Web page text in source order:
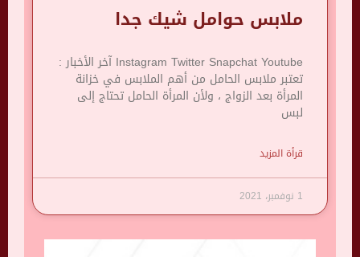
ملابس حوامل شيك جدا
Instagram Twitter Snapchat Youtube آخر الأخبار :
تعتبر ملابس الحامل من أهم الملابس في خزانة
المرأة بعد الزواج ، ولأن المرأة الحامل تحتاج إلى
لبس
قرأة المزيد
1 نوفمبر، 2021